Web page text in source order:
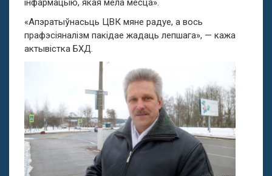
інфармацыю, якая мела месца».
«Апэратыўнасьць ЦВК мяне радуе, а вось
прафэсіяналізм пакідае жадаць лепшага», — кажа
актывістка БХД.